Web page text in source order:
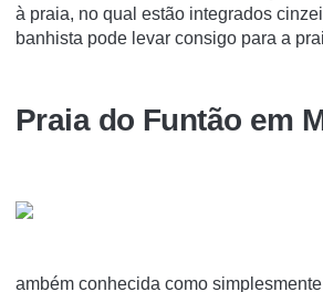
à praia, no qual estão integrados
banhista pode levar consigo para a
Praia do Funtão em
ambém conhecida como